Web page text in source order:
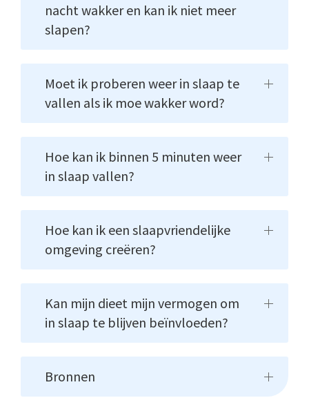
nacht wakker en kan ik niet meer
slapen?
Moet ik proberen weer in slaap te
vallen als ik moe wakker word?
Hoe kan ik binnen 5 minuten weer
in slaap vallen?
Hoe kan ik een slaapvriendelijke
omgeving creëren?
Kan mijn dieet mijn vermogen om
in slaap te blijven beïnvloeden?
Bronnen